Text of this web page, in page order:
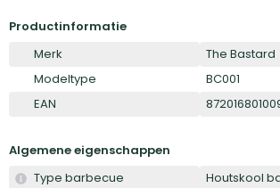
Productinformatie
Merk
The Bastard
Modeltype
BC001
EAN
Algemene eigenschappen
Type barbecue
Houtskool